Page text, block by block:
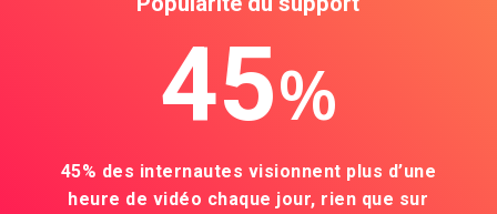
45%
45% des internautes visionnent plus d’une
heure de vidéo chaque jour, rien que sur